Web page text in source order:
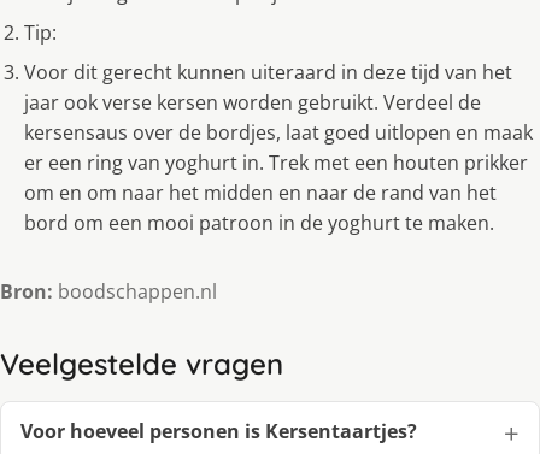
Tip:
Voor dit gerecht kunnen uiteraard in deze tijd van het
jaar ook verse kersen worden gebruikt. Verdeel de
kersensaus over de bordjes, laat goed uitlopen en maak
er een ring van yoghurt in. Trek met een houten prikker
om en om naar het midden en naar de rand van het
bord om een mooi patroon in de yoghurt te maken.
Bron: boodschappen.nl
Veelgestelde vragen
Voor hoeveel personen is Kersentaartjes?